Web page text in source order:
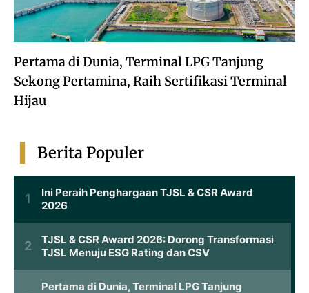
Pertama di Dunia, Terminal LPG Tanjung
Sekong Pertamina, Raih Sertifikasi Terminal
Hijau
Berita Populer